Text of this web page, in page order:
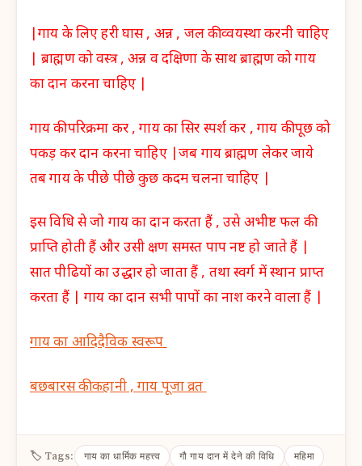
|गाय के लिए हरी घास , अन्न , जल की व्वयस्था करनी चाहिए
|ब्राह्मण को वस्त्र , अन्न व दक्षिणा के साथ ब्राह्मण को गाय
का दान करना चाहिए |
गाय की परिक्रमा कर , गाय का सिर स्पर्श कर , गाय की पूछ को
पकड़ कर दान करना चाहिए |जब गाय ब्राह्मण लेकर जाये
तब गाय के पीछे पीछे कुछ कदम चलना चाहिए |
इस विधि से जो गाय का दान करता हैं , उसे अभीष्ट फल की
प्राप्ति होती हैं और उसी क्षण समस्त पाप नष्ट हो जाते हैं |
सात पीढियों का उद्धार हो जाता हैं , तथा स्वर्ग में स्थान प्राप्त
करता हैं | गाय का दान सभी पापों का नाश करने वाला हैं |
गाय का आदिदैविक स्वरूप
बछबारस की कहानी , गाय पूजा व्रत
🏷 Tags: गाय का धार्मिक महत्त्व गौ गाय दान में देने की विधि महिमा